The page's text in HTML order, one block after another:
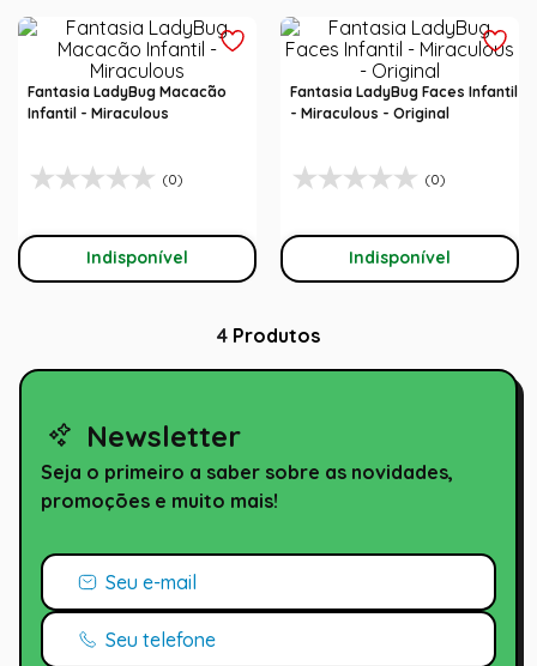
Fantasia LadyBug Macacão
Infantil - Miraculous
(0)
Indisponível
Fantasia LadyBug Faces Infantil
- Miraculous - Original
(0)
Indisponível
4 Produtos
Newsletter
Seja o primeiro a saber sobre as novidades,
promoções e muito mais!